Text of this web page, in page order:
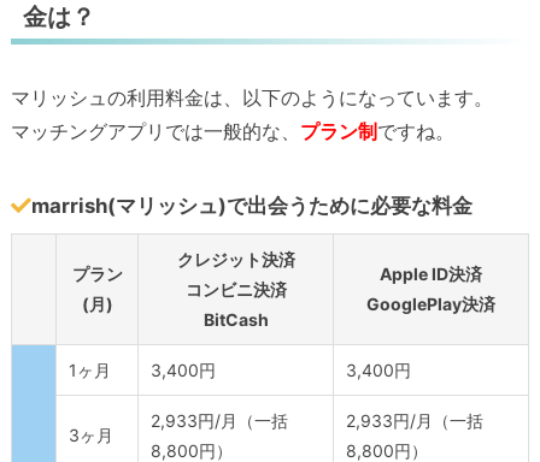
金は？
マリッシュの利用料金は、以下のようになっています。
マッチングアプリでは一般的な、 プラン制 ですね。
marrish(マリッシュ)で出会うために必要な料金
プラン
(月)
クレジット決済
コンビニ決済
BitCash
Apple ID決済
GooglePlay決済
1ヶ月 3,400円 3,400円
3ヶ月
2,933円/月（一括
8,800円）
2,933円/月（一括
8,800円）